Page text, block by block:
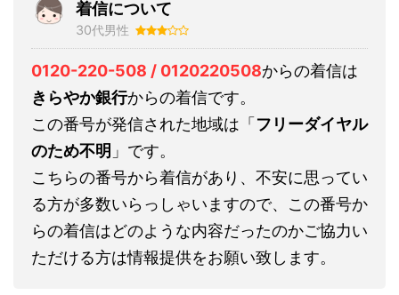
着信について
30代男性
0120-220-508 / 0120220508からの着信は
きらやか銀行からの着信です。
この番号が発信された地域は「 フリーダイヤル
のため不明 」です。
こちらの番号から着信があり、不安に思ってい
る方が多数いらっしゃいますので、この番号か
らの着信はどのような内容だったのかご協力い
ただける方は情報提供をお願い致します。